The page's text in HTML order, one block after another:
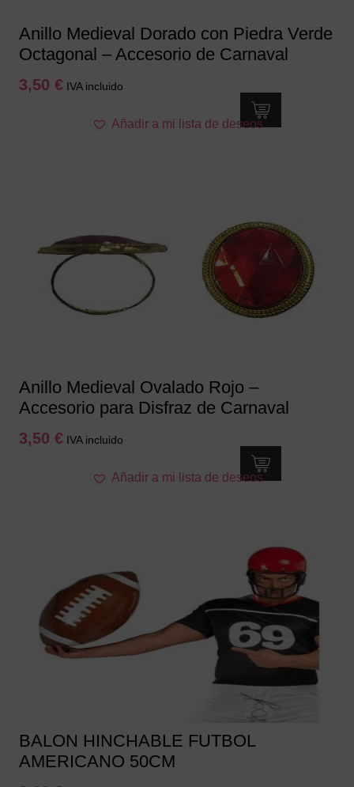
Anillo Medieval Dorado con Piedra Verde
Octagonal – Accesorio de Carnaval
3,50 € IVA incluido
Añadir a mi lista de deseos
Anillo Medieval Ovalado Rojo –
Accesorio para Disfraz de Carnaval
3,50 € IVA incluido
Añadir a mi lista de deseos
BALON HINCHABLE FUTBOL
AMERICANO 50CM